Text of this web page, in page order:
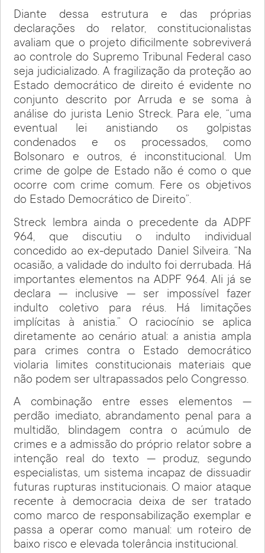
Diante dessa estrutura e das próprias
declarações do relator, constitucionalistas
avaliam que o projeto dificilmente sobreviverá
ao controle do Supremo Tribunal Federal caso
seja judicializado. A fragilização da proteção ao
Estado democrático de direito é evidente no
conjunto descrito por Arruda e se soma à
análise do jurista Lenio Streck. Para ele, “uma
eventual lei anistiando os golpistas
condenados e os processados, como
Bolsonaro e outros, é inconstitucional. Um
crime de golpe de Estado não é como o que
ocorre com crime comum. Fere os objetivos
do Estado Democrático de Direito”.
Streck lembra ainda o precedente da ADPF
964, que discutiu o indulto individual
concedido ao ex-deputado Daniel Silveira. “Na
ocasião, a validade do indulto foi derrubada. Há
importantes elementos na ADPF 964. Ali já se
declara — inclusive — ser impossível fazer
indulto coletivo para réus. Há limitações
implícitas à anistia.” O raciocínio se aplica
diretamente ao cenário atual: a anistia ampla
para crimes contra o Estado democrático
violaria limites constitucionais materiais que
não podem ser ultrapassados pelo Congresso.
A combinação entre esses elementos —
perdão imediato, abrandamento penal para a
multidão, blindagem contra o acúmulo de
crimes e a admissão do próprio relator sobre a
intenção real do texto — produz, segundo
especialistas, um sistema incapaz de dissuadir
futuras rupturas institucionais. O maior ataque
recente à democracia deixa de ser tratado
como marco de responsabilização exemplar e
passa a operar como manual: um roteiro de
baixo risco e elevada tolerância institucional.